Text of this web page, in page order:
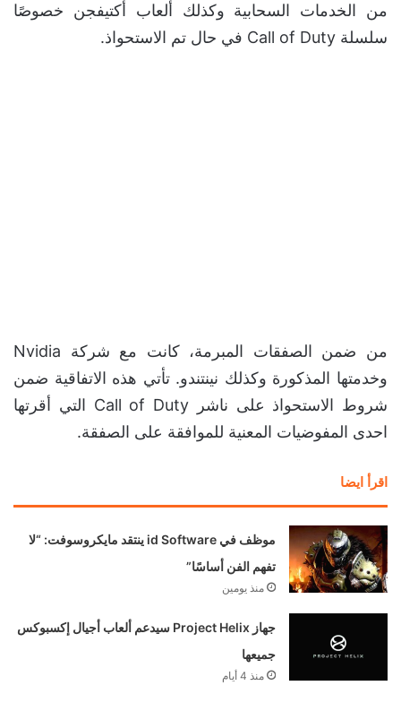
من الخدمات السحابية وكذلك ألعاب أكتيفجن خصوصًا
سلسلة Call of Duty في حال تم الاستحواذ.
من ضمن الصفقات المبرمة، كانت مع شركة Nvidia
وخدمتها المذكورة وكذلك نينتندو. تأتي هذه الاتفاقية ضمن
شروط الاستحواذ على ناشر Call of Duty التي أقرتها
احدى المفوضيات المعنية للموافقة على الصفقة.
اقرأ ايضا
موظف في id Software ينتقد مايكروسوفت: “لا
تفهم الفن أساسًا”
منذ يومين
جهاز Project Helix سيدعم ألعاب أجيال إكسبوكس
جميعها
منذ 4 أيام